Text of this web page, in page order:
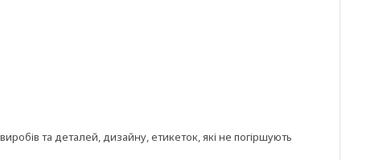
та деталей, дизайну, етикеток, які не погіршують